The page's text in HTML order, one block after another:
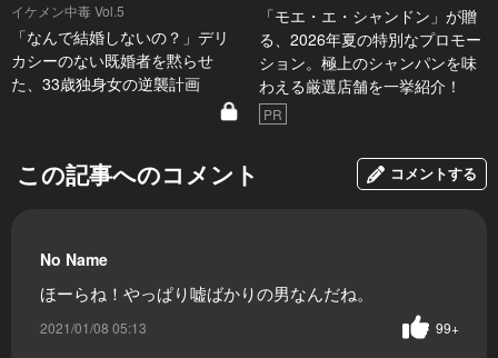
イケメン中毒 Vol.5
「なんで結婚しないの？」デリ
カシーのない既婚者を黙らせ
た、33歳独身女の逆襲計画
「モエ・エ・シャンドン」が贈
る、2026年夏の特別なプロモー
ション。極上のシャンパンを味
わえる厳選店舗を一挙紹介！
PR
この記事へのコメント コメントする
No Name
ほーらね！やっぱり嘘ばかりの男なんだね。
2021/01/08 05:13 99+